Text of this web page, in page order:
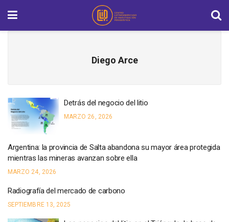
Diego Arce
Detrás del negocio del litio
MARZO 26, 2026
Argentina: la provincia de Salta abandona su mayor área protegida
mientras las mineras avanzan sobre ella
MARZO 24, 2026
Radiografía del mercado de carbono
SEPTIEMBRE 13, 2025